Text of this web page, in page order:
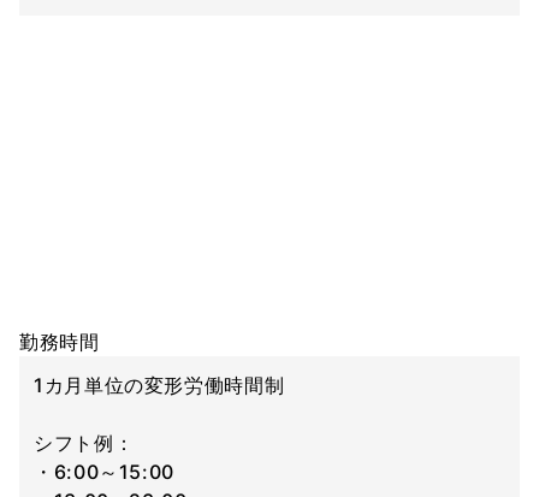
勤務時間
1カ月単位の変形労働時間制
シフト例：
・6:00～15:00